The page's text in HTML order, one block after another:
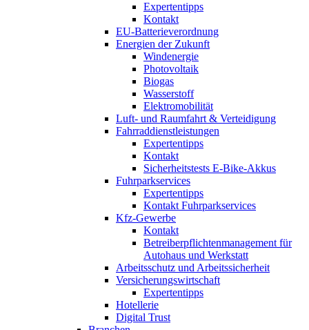
Expertentipps
Kontakt
EU-Batterieverordnung
Energien der Zukunft
Windenergie
Photovoltaik
Biogas
Wasserstoff
Elektromobilität
Luft- und Raumfahrt & Verteidigung
Fahrraddienstleistungen
Expertentipps
Kontakt
Sicherheitstests E-Bike-Akkus
Fuhrparkservices
Expertentipps
Kontakt Fuhrparkservices
Kfz-Gewerbe
Kontakt
Betreiberpflichtenmanagement für
Autohaus und Werkstatt
Arbeitsschutz und Arbeitssicherheit
Versicherungswirtschaft
Expertentipps
Hotellerie
Digital Trust